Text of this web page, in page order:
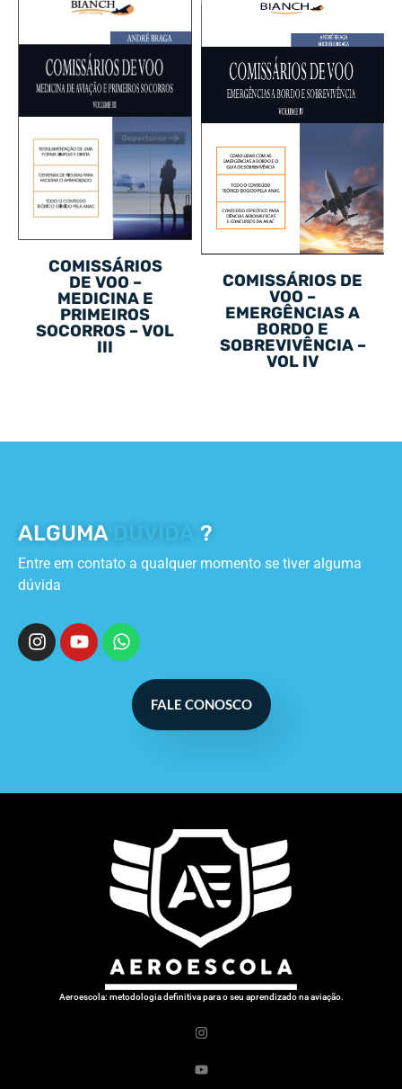
COMISSÁRIOS
DE VOO –
MEDICINA E
PRIMEIROS
SOCORROS – VOL
III
COMISSÁRIOS DE
VOO –
EMERGÊNCIAS A
BORDO E
SOBREVIVÊNCIA –
VOL IV
ALGUMA DÚVIDA ?
Entre em contato a qualquer momento se tiver alguma
dúvida
FALE CONOSCO
Aeroescola: metodologia definitiva para o seu aprendizado na aviação.